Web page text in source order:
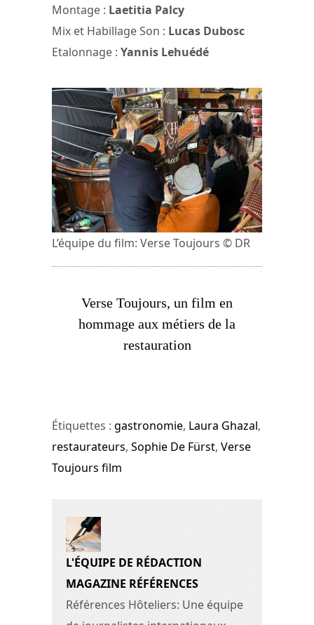
Montage : Laetitia Palcy
Mix et Habillage Son : Lucas Dubosc
Etalonnage : Yannis Lehuédé
L’équipe du film: Verse Toujours © DR
Verse Toujours, un film en
hommage aux métiers de la
restauration
Étiquettes : gastronomie, Laura Ghazal,
restaurateurs, Sophie De Fürst, Verse
Toujours film
L'ÉQUIPE DE RÉDACTION
MAGAZINE RÉFÉRENCES
Références Hôteliers: Une équipe